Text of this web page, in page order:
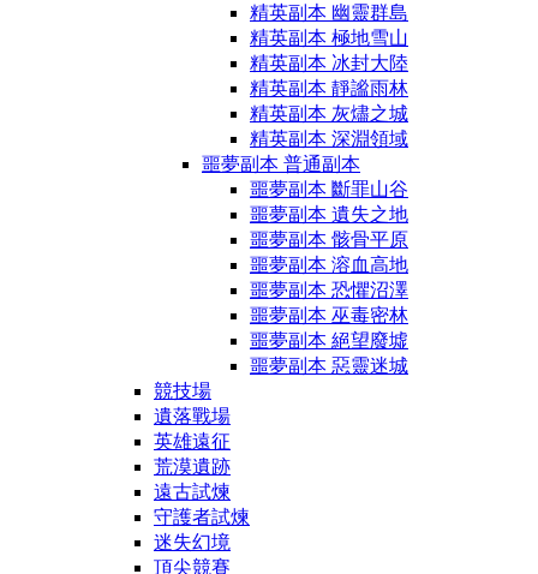
精英副本 幽靈群島
精英副本 極地雪山
精英副本 冰封大陸
精英副本 靜謐雨林
精英副本 灰燼之城
精英副本 深淵領域
噩夢副本 普通副本
噩夢副本 斷罪山谷
噩夢副本 遺失之地
噩夢副本 骸骨平原
噩夢副本 溶血高地
噩夢副本 恐懼沼澤
噩夢副本 巫毒密林
噩夢副本 絕望廢墟
噩夢副本 惡靈迷城
競技場
遺落戰場
英雄遠征
荒漠遺跡
遠古試煉
守護者試煉
迷失幻境
頂尖競賽